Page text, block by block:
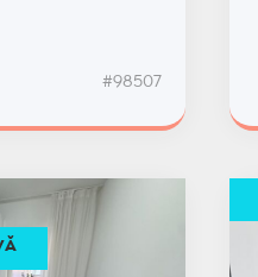
#98507